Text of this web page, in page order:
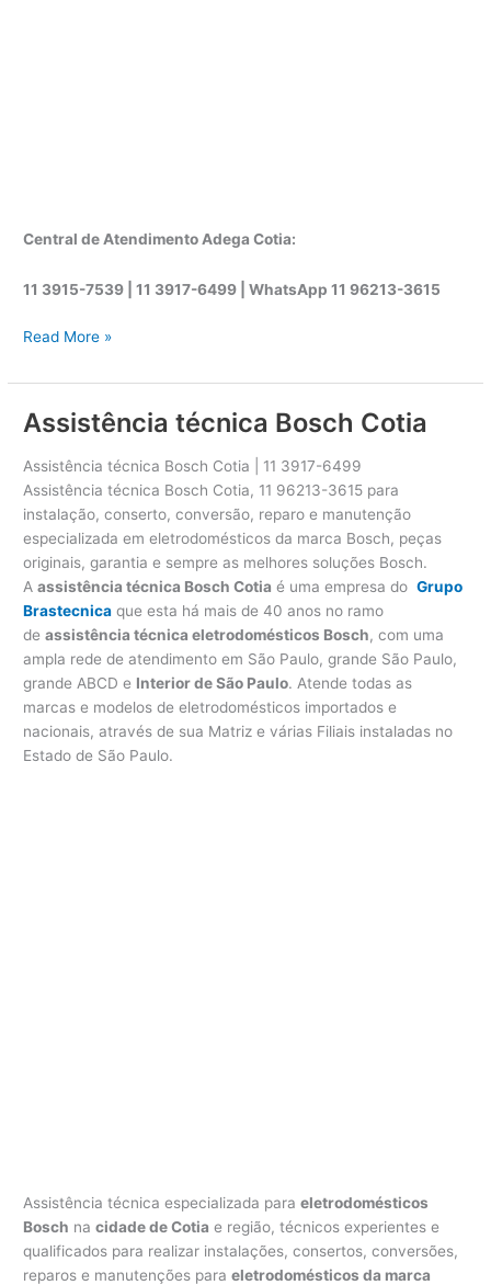
Central de Atendimento Adega Cotia:
11 3915-7539 | 11 3917-6499 |WhatsApp11 96213-3615
A
s
s
i
Read More »
Assistência técnica Bosch Cotia
Assistência técnica Bosch Cotia | 11 3917-6499
Assistência técnica Bosch Cotia, 11 96213-3615 para
instalação, conserto, conversão, reparo e manutenção
especializada em eletrodomésticos da marca Bosch, peças
originais, garantia e sempre as melhores soluções Bosch.
Aassistência técnica Bosch Cotia é uma empresa doGrupo
Brastecnica que esta há mais de 40 anos no ramo
deassistência técnica eletrodomésticos Bosch, com uma
ampla rede de atendimento em São Paulo, grande São Paulo,
grande ABCD e Interior de São Paulo. Atende todas as
marcas e modelos de eletrodomésticos importados e
nacionais, através de sua Matriz e várias Filiais instaladas no
Estado de São Paulo.
Assistência técnica especializada paraeletrodomésticos
Bosch nacidade de Cotia e região, técnicos experientes e
qualificados para realizar instalações, consertos, conversões,
reparos e manutenções paraeletrodomésticos da marca